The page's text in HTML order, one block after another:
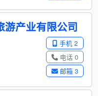
游产业有限公司
手机 2
电话 0
邮箱 3